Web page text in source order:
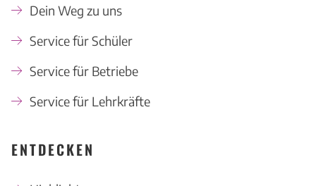
Dein Weg zu uns
Service für Schüler
Service für Betriebe
Service für Lehrkräfte
ENTDECKEN